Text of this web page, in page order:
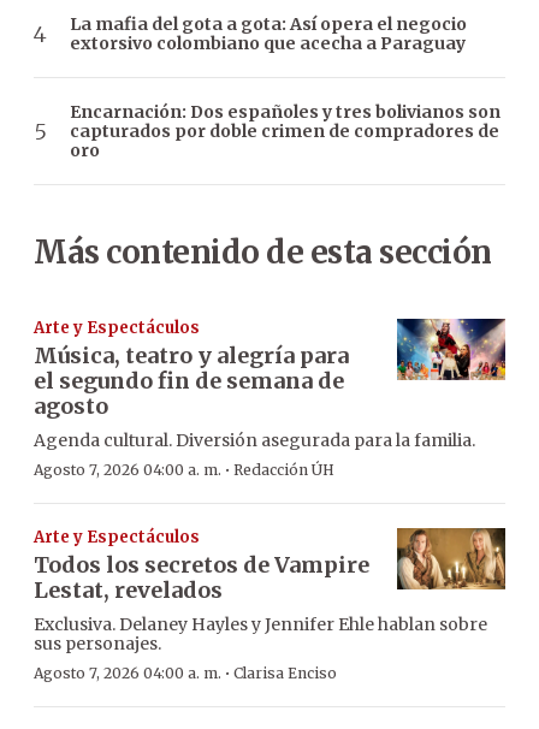
La mafia del gota a gota: Así opera el negocio
extorsivo colombiano que acecha a Paraguay
Encarnación: Dos españoles y tres bolivianos son
capturados por doble crimen de compradores de
oro
Más contenido de esta sección
Arte y Espectáculos
Música, teatro y alegría para
el segundo fin de semana de
agosto
Agenda cultural. Diversión asegurada para la familia.
Agosto 7, 2026 04:00 a. m. · Redacción ÚH
Arte y Espectáculos
Todos los secretos de Vampire
Lestat, revelados
Exclusiva. Delaney Hayles y Jennifer Ehle hablan sobre
sus personajes.
Agosto 7, 2026 04:00 a. m. · Clarisa Enciso